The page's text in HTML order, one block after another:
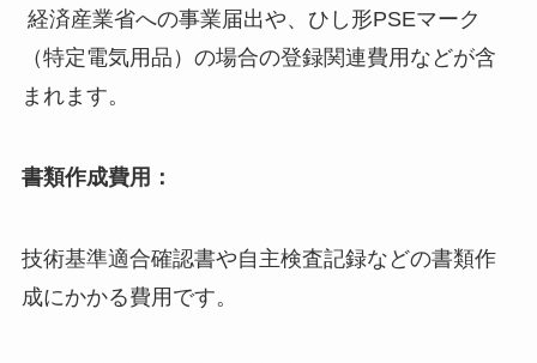
経済産業省への事業届出や、ひし形PSEマーク
（特定電気用品）の場合の登録関連費用などが含
まれます。
書類作成費用：
技術基準適合確認書や自主検査記録などの書類作
成にかかる費用です。